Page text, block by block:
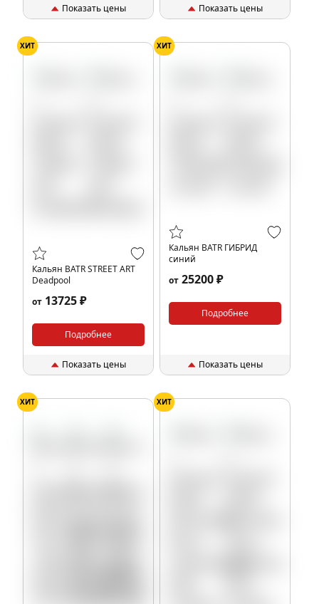
Показать цены Показать цены
ХИТ
Кальян BATR STREET ART
Deadpool
от 13725 ₽
Подробнее
Показать цены
ХИТ
Кальян BATR ГИБРИД
синий
от 25200 ₽
Подробнее
Показать цены
ХИТ ХИТ